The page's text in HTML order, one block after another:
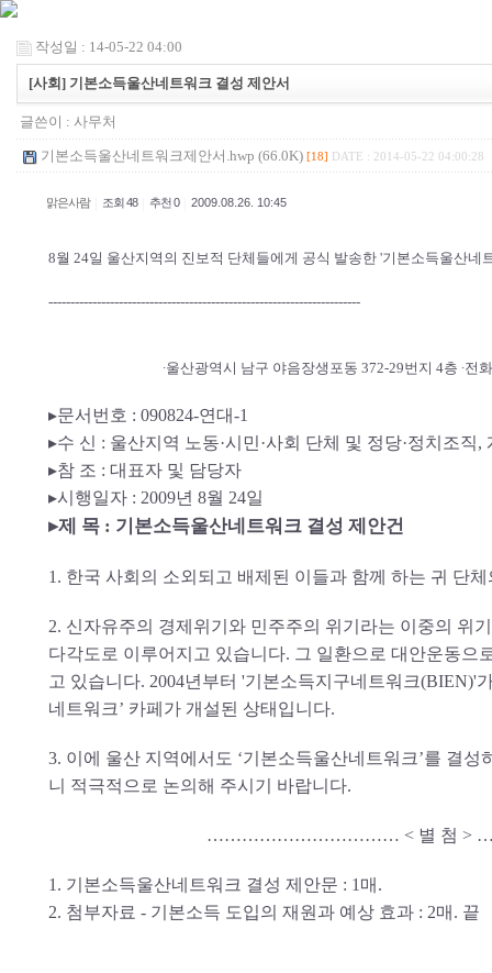
작성일 : 14-05-22 04:00
[사회] 기본소득울산네트워크 결성 제안서
글쓴이 : 사무처
기본소득울산네트워크제안서.hwp (66.0K) [18] DATE : 2014-05-22 04:00:28
맑은사람 조회 48 추천 0 2009.08.26. 10:45
8월 24일 울산지역의 진보적 단체들에게 공식 발송한 '기본소득울산네
-----------------------------------------------------------------------
∙울산광역시 남구 야음장생포동 372-29번지 4층 ∙전
▸문서번호 : 090824-연대-1
▸수 신 : 울산지역 노동·시민·사회 단체 및 정당·정치조직,
▸참 조 : 대표자 및 담당자
▸시행일자 : 2009년 8월 24일
▸제 목 : 기본소득울산네트워크 결성 제안건
1. 한국 사회의 소외되고 배제된 이들과 함께 하는 귀 단
2. 신자유주의 경제위기와 민주주의 위기라는 이중의 위
다각도로 이루어지고 있습니다. 그 일환으로 대안운동으
고 있습니다. 2004년부터 '기본소득지구네트워크(BIEN)'
네트워크’ 카페가 개설된 상태입니다.
3. 이에 울산 지역에서도 ‘기본소득울산네트워크’를 결
니 적극적으로 논의해 주시기 바랍니다.
…………………………… < 별 첨
1. 기본소득울산네트워크 결성 제안문 : 1매.
2. 첨부자료 - 기본소득 도입의 재원과 예상 효과 : 2매. 끝